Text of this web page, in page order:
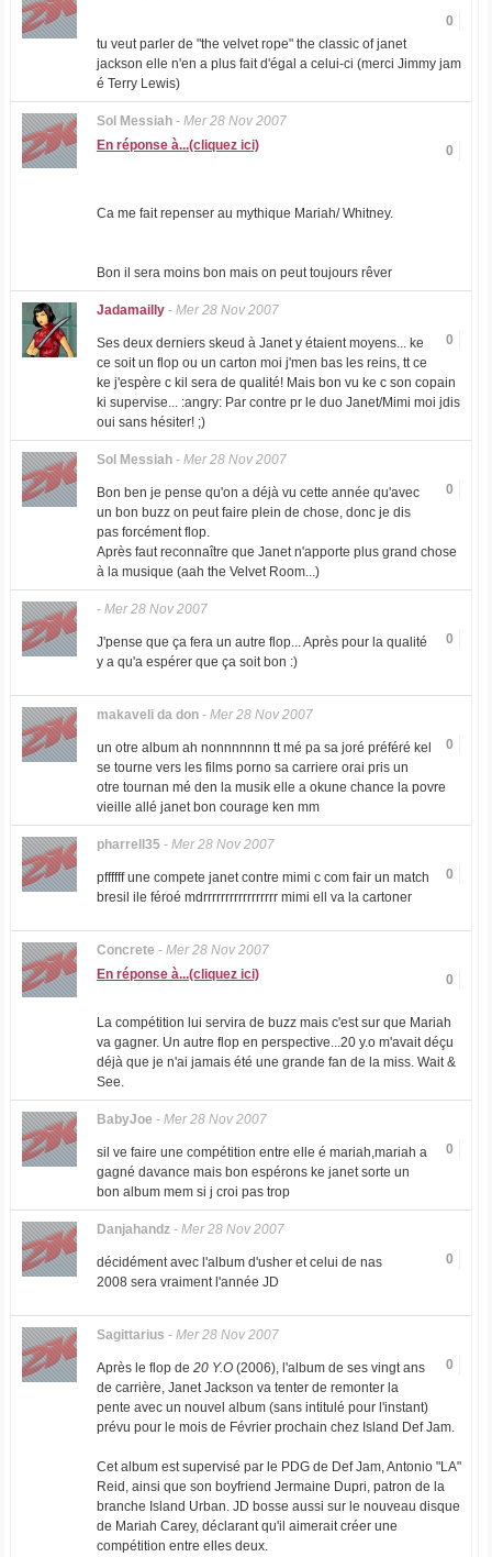
0
tu veut parler de "the velvet rope" the classic of janet
jackson elle n'en a plus fait d'égal a celui-ci (merci Jimmy jam
é Terry Lewis)
Sol Messiah- Mer 28 Nov 2007
0
En réponse à...(cliquez ici)
Ca me fait repenser au mythique Mariah/ Whitney.
Bon il sera moins bon mais on peut toujours rêver
Jadamailly- Mer 28 Nov 2007
0
Ses deux derniers skeud à Janet y étaient moyens... ke
ce soit un flop ou un carton moi j'men bas les reins, tt ce
ke j'espère c kil sera de qualité! Mais bon vu ke c son copain
ki supervise... :angry: Par contre pr le duo Janet/Mimi moi jdis
oui sans hésiter! ;)
Sol Messiah- Mer 28 Nov 2007
0
Bon ben je pense qu'on a déjà vu cette année qu'avec
un bon buzz on peut faire plein de chose, donc je dis
pas forcément flop.
Après faut reconnaître que Janet n'apporte plus grand chose
à la musique (aah the Velvet Room...)
- Mer 28 Nov 2007
0
J'pense que ça fera un autre flop... Après pour la qualité
y a qu'a espérer que ça soit bon :)
makaveli da don- Mer 28 Nov 2007
0
un otre album ah nonnnnnnn tt mé pa sa joré préféré kel
se tourne vers les films porno sa carriere orai pris un
otre tournan mé den la musik elle a okune chance la povre
vieille allé janet bon courage ken mm
pharrell35- Mer 28 Nov 2007
0
pffffff une compete janet contre mimi c com fair un match
bresil ile féroé mdrrrrrrrrrrrrrrrrr mimi ell va la cartoner
Concrete - Mer 28 Nov 2007
0
En réponse à...(cliquez ici)
La compétition lui servira de buzz mais c'est sur que Mariah
va gagner. Un autre flop en perspective...20 y.o m'avait déçu
déjà que je n'ai jamais été une grande fan de la miss. Wait &
See.
BabyJoe - Mer 28 Nov 2007
0
sil ve faire une compétition entre elle é mariah,mariah a
gagné davance mais bon espérons ke janet sorte un
bon album mem si j croi pas trop
Danjahandz- Mer 28 Nov 2007
0
décidément avec l'album d'usher et celui de nas
2008 sera vraiment l'année JD
Sagittarius - Mer 28 Nov 2007
0
Après le flop de 20 Y.O(2006), l'album de ses vingt ans
de carrière, Janet Jackson va tenter de remonter la
pente avec un nouvel album (sans intitulé pour l'instant)
prévu pour le mois de Février prochain chez Island Def Jam.
Cet album est supervisé par le PDG de Def Jam, Antonio "LA"
Reid, ainsi que son boyfriend Jermaine Dupri, patron de la
branche Island Urban. JD bosse aussi sur le nouveau disque
de Mariah Carey, déclarant qu'il aimerait créer une
compétition entre elles deux.